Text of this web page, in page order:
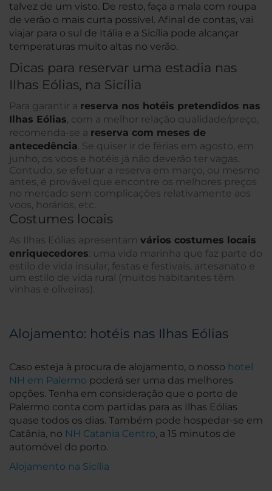
talvez de um visto. De resto, faça a mala com roupa
de verão o mais curta possível. Afinal de contas, vai
viajar para o sul de Itália e a Sicília pode alcançar
temperaturas muito altas no verão.
Dicas para reservar uma estadia nas
Ilhas Eólias, na Sicília
Para garantir a reserva nos hotéis pretendidos nas
Ilhas Eólias, com a melhor relação qualidade/preço,
recomenda-se a reserva com meses de
antecedência. Se quiser ir de férias em agosto, em
junho, os voos e hotéis já não deverão ter vagas.
Contudo, se efetuar a reserva em março, ou mesmo
antes, é provável que encontre os melhores preços
no mercado sem complicações relativamente aos
voos, horários, etc.
Costumes locais
As Ilhas Eólias apresentam vários costumes locais
enriquecedores: uma vida marinha que faz parte do
estilo de vida insular, festas e festivais, artesanato e
um estilo de vida rural (muitos habitantes têm
vinhas e oliveiras).
Alojamento: hotéis nas Ilhas Eólias
Caso esteja à procura de alojamento, o nosso hotel
NH em Palermo poderá ser uma das melhores
opções. Tenha em consideração que o porto de
Palermo conta com partidas para as Ilhas Eólias
quase todos os dias. Também pode hospedar-se em
Catânia, no NH Catania Centro, a 15 minutos de
automóvel do porto.
Alojamento na Sicília